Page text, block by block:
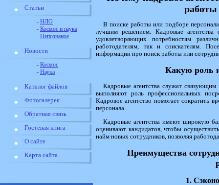
Статьи
- НЛО
- Космос и наука
- Непознаное
Новости
- Космос
- Наука
Каталог файлов
Фотогалерея
Обратная связь
Гостевая книга
О сайте
Карта сайта
работы
В поиске работы или подборе
лучшим решением. Кадровые агентства
удовлетворяющих потребностям
работодателям, так и соискателям.
информации про поиск работы или
Какую роль
Кадровые агентства служат
выполняют роль профессиональных
Кадровое агентство помогает сократить
персонала.
Кадровые агентства имеют широкую
оценивают кандидатов, чтобы
найм новых сотрудников, позволяя
Преимущества
1.